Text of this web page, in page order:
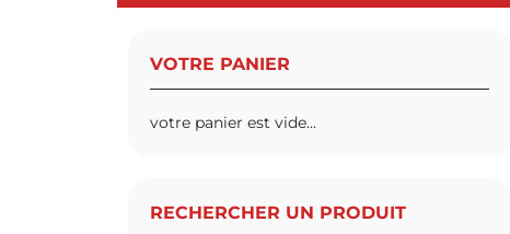
VOTRE PANIER
votre panier est vide...
RECHERCHER UN PRODUIT